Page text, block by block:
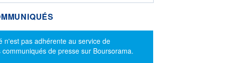
n'est pas adhérente au service de
communiqués de presse sur Boursorama.